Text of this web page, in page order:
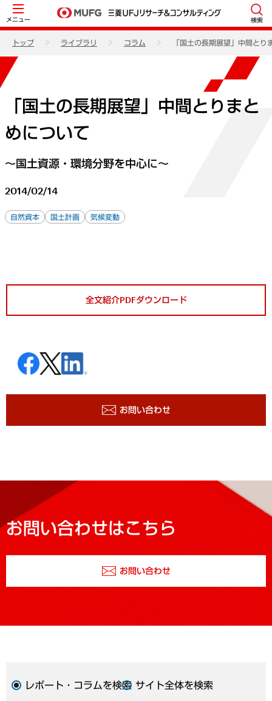
メニュー 検索
トップ ライブラリ コラム 「国土の長期展望」中間とり
「国土の長期展望」中間とりまと
めについて
～国土資源・環境分野を中心に～
2014/02/14
自然資本 国土計画 気候変動
全文紹介PDFダウンロード
お問い合わせ
お問い合わせはこちら
お問い合わせ
レポート・コラムを検索 サイト全体を検索